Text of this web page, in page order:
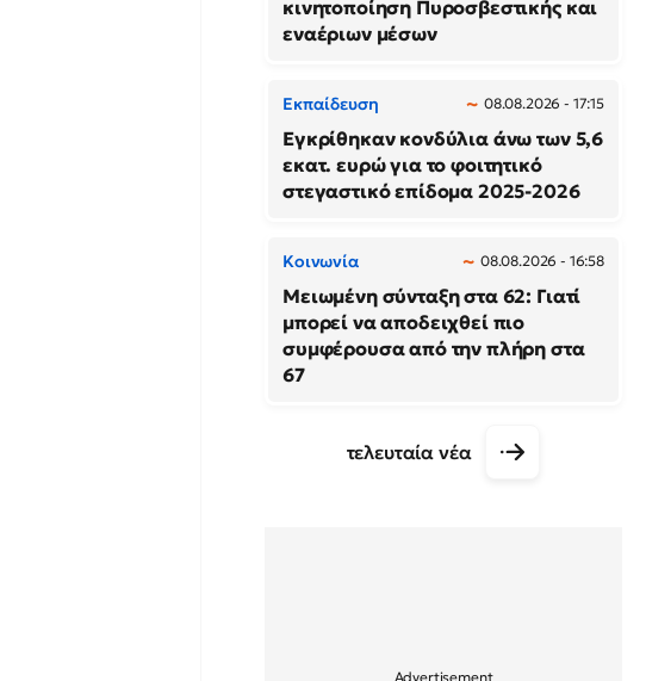
κινητοποίηση Πυροσβεστικής και
εναέριων μέσων
Εκπαίδευση 08.08.2026 - 17:15
Εγκρίθηκαν κονδύλια άνω των 5,6
εκατ. ευρώ για το φοιτητικό
στεγαστικό επίδομα 2025-2026
Κοινωνία 08.08.2026 - 16:58
Μειωμένη σύνταξη στα 62: Γιατί
μπορεί να αποδειχθεί πιο
συμφέρουσα από την πλήρη στα
67
τελευταία νέα